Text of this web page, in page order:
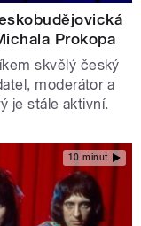
Prokopa
skvělý český
moderátor a
je stále aktivní.
10 minut